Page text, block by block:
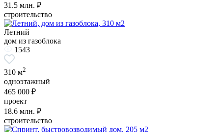
31.5 млн. ₽
строительство
Летний
дом из газоблока
1543
310 м2
одноэтажный
465 000 ₽
проект
18.6 млн. ₽
строительство